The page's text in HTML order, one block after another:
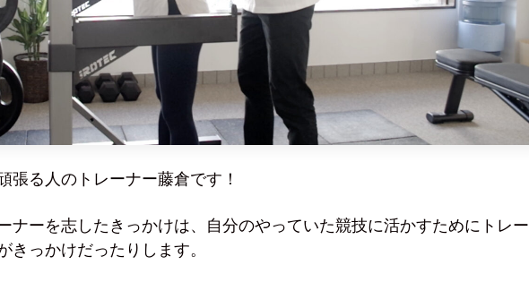
張る人のトレーナー藤倉です！
ナーを志したきっかけは、自分のやっていた競技に活かすためにトレー
きっかけだったりします。